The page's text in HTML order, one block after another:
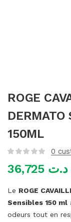
ROGE
DERMATO
150ML
0
د.ت
Le ROGE
Sensibles 150 ml
odeurs tout en